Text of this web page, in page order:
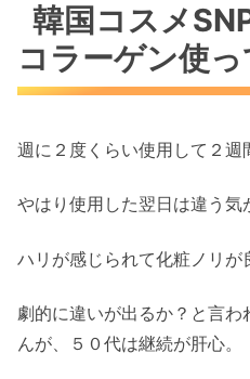
韓国コスメ
コラーゲン使
週に２度くらい使用して２週
やはり使用した翌日は違う気
ハリが感じられて化粧ノリが
劇的に違いが出るか？と言
んが、５０代は継続が肝心。